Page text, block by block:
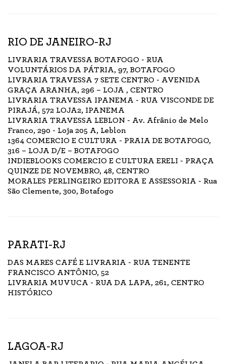
RIO DE JANEIRO-RJ
LIVRARIA TRAVESSA BOTAFOGO - RUA
VOLUNTÁRIOS DA PÁTRIA, 97, BOTAFOGO
LIVRARIA TRAVESSA 7 SETE CENTRO - AVENIDA
GRAÇA ARANHA, 296 – LOJA , CENTRO
LIVRARIA TRAVESSA IPANEMA - RUA VISCONDE DE
PIRAJÁ, 572 LOJA2, IPANEMA
LIVRARIA TRAVESSA LEBLON - Av. Afrânio de Melo
Franco, 290 - Loja 205 A, Leblon
1364 COMERCIO E CULTURA - PRAIA DE BOTAFOGO,
316 – LOJA D/E – BOTAFOGO
INDIEBLOOKS COMERCIO E CULTURA ERELI - PRAÇA
QUINZE DE NOVEMBRO, 48, CENTRO
MORALES PERLINGEIRO EDITORA E ASSESSORIA - Rua
São Clemente, 300, Botafogo
PARATI-RJ
DAS MARES CAFÉ E LIVRARIA - RUA TENENTE
FRANCISCO ANTÔNIO, 52
LIVRARIA MUVUCA - RUA DA LAPA, 261, CENTRO
HISTÓRICO
LAGOA-RJ